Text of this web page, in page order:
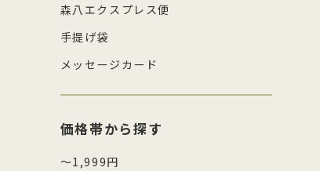
森八エクスプレス便
手提げ袋
メッセージカード
価格帯から探す
～1,999円